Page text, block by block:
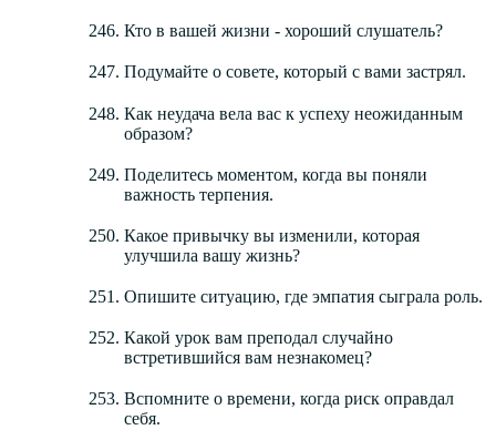
Кто в вашей жизни - хороший слушатель?
Подумайте о совете, который с вами застрял.
Как неудача вела вас к успеху неожиданным
образом?
Поделитесь моментом, когда вы поняли
важность терпения.
Какое привычку вы изменили, которая
улучшила вашу жизнь?
Опишите ситуацию, где эмпатия сыграла роль.
Какой урок вам преподал случайно
встретившийся вам незнакомец?
Вспомните о времени, когда риск оправдал
себя.